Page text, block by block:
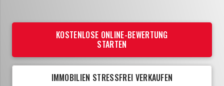
KOSTENLOSE ONLINE-BEWERTUNG
STARTEN
IMMOBILIEN STRESSFREI VERKAUFEN